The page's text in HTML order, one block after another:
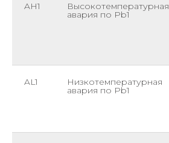
AH1 Высокотемпературная
авария по Pb1
AL1 Низкотемпературная
авария по Pb1